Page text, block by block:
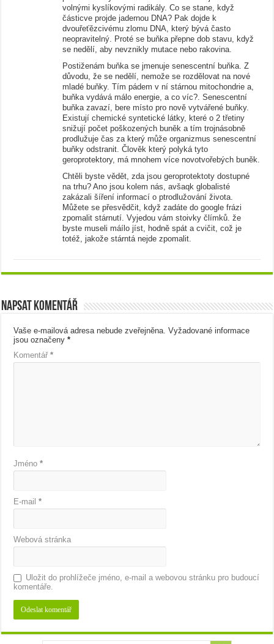
volnými kyslíkovými radikály. Co se stane, když
částicve projde jadernou DNA? Pak dojde k
dvouřeťězcivému zlomu DNA, který bývá často
neopravitelný. Proté se buňka přepne dob stavu, když
se nedělí, aby nevznikly mutace nebo rakovina.
Postiženám buňka se jmenuje senescentní buňka. Z
důvodu, že se nedělí, nemože se rozdělovat na nové
mladé buňky. Tím pádem v ní stárnou mitochondrie a,
buňka vydává málo energie, a co víc?. Senescentní
buňka zavazí, bere místo pro nově vytvářené buňky.
Existují chemické syntetické látky, které o 2 třetiny
snižují počet poškozených buněk a tím trojnásobně
prodlužuje čas za který může organizmus senescentní
buňky odstranit. Člověk který polyká tyto
geroprotektory, má mnohem více novotvořebých buněk.
Chtěli byste vědět, zda jsou geroprotektoty dostupné
na trhu? Ano jsou kolem nás, avšaqk globalisté
zakázali šíření informací o ptrodlužování života.
Můžete se přesvědčit, když zadáte do google frázi
zpomalit stárnutí. Vyjedou vám stoivky člímků. že
byste museli máílo jíst, hodně spát a cvičit, což je
totéž, jakože stárntá nejde zpomalit.
Napsat komentář
Vaše e-mailová adresa nebude zveřejněna. Vyžadované informace
jsou označeny*
Komentář*
Jméno*
E-mail*
Webová stránka
Uložit do prohlížeče jméno, e-mail a webovou stránku pro budoucí
komentáře.